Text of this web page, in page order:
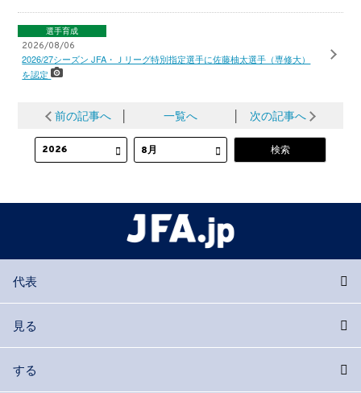
選手育成
2026/08/06
2026/27シーズン JFA・Ｊリーグ特別指定選手に佐藤柚太選手（専修大）
を認定
前の記事へ 一覧へ 次の記事へ
代表
見る
する